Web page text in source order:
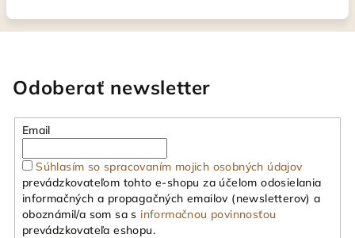
Odoberať newsletter
Email
Súhlasím so spracovaním mojich osobných údajov
prevádzkovateľom tohto e-shopu za účelom odosielania
informačných a propagačných emailov (newsletterov) a
oboznámil/a som sa s informačnou povinnosťou
prevádzkovateľa eshopu.